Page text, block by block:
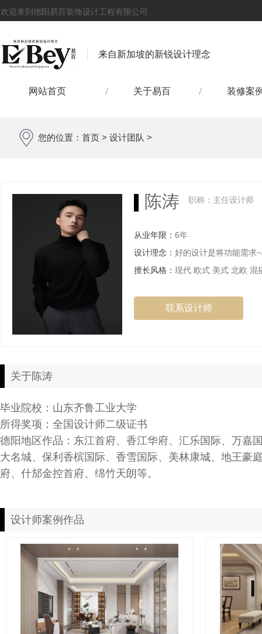
欢迎来到德阳易百装饰设计工程有限公司
来自新加坡的新锐设计理念
网站首页 关于易百 装修案
您的位置： 首页 > 设计团队 >
陈涛 职称：主任设计师
从业年限： 6年
设计理念： 好的设计是将功能需求
擅长风格： 现代 欧式 美式 北欧 混
联系设计师
关于陈涛
毕业院校：山东齐鲁工业大学
所得奖项：全国设计师二级证书
德阳地区作品：东江首府、香江华府、汇乐国际、万嘉
大名城、保利香槟国际、香雪国际、美林康城、地王豪
府、什邡金控首府、绵竹天朗等。
设计师案例作品